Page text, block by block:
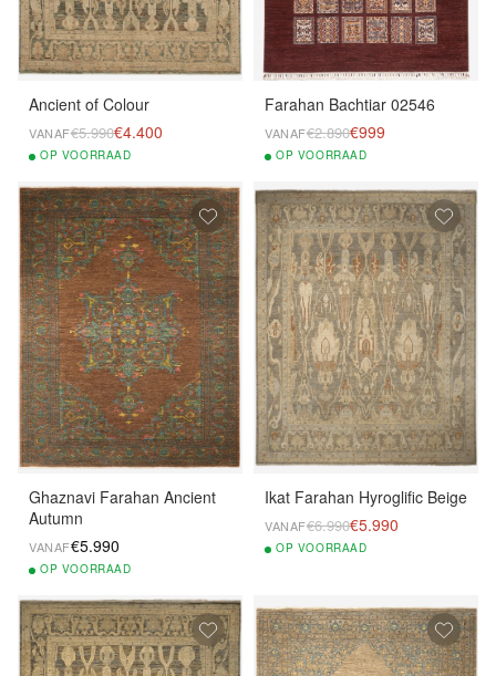
Ancient of Colour
VANAF€5.990€4.400
OP VOORRAAD
Farahan Bachtiar 02546
VANAF€2.890€999
OP VOORRAAD
Ghaznavi Farahan Ancient
Autumn
VANAF€5.990
OP VOORRAAD
Ikat Farahan Hyroglific Beige
VANAF€6.990€5.990
OP VOORRAAD